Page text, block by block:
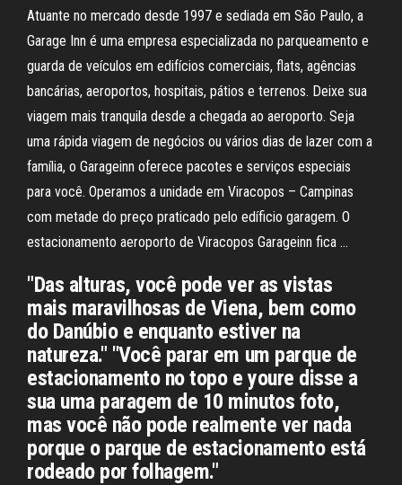
Atuante no mercado desde 1997 e sediada em São Paulo, a
Garage Inn é uma empresa especializada no parqueamento e
guarda de veículos em edifícios comerciais, flats, agências
bancárias, aeroportos, hospitais, pátios e terrenos. Deixe sua
viagem mais tranquila desde a chegada ao aeroporto. Seja
uma rápida viagem de negócios ou vários dias de lazer com a
família, o Garageinn oferece pacotes e serviços especiais
para você. Operamos a unidade em Viracopos – Campinas
com metade do preço praticado pelo edíficio garagem. O
estacionamento aeroporto de Viracopos Garageinn fica …
"Das alturas, você pode ver as vistas
mais maravilhosas de Viena, bem como
do Danúbio e enquanto estiver na
natureza." "Você parar em um parque de
estacionamento no topo e youre disse a
sua uma paragem de 10 minutos foto,
mas você não pode realmente ver nada
porque o parque de estacionamento está
rodeado por folhagem."